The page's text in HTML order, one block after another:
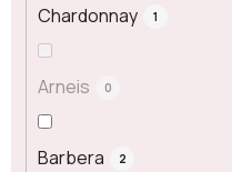
Chardonnay 1
Arneis 0
Barbera 2